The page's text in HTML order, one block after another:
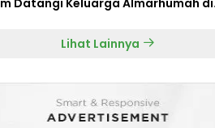
Datangi Keluarga Almarhumah di
Lihat Lainnya